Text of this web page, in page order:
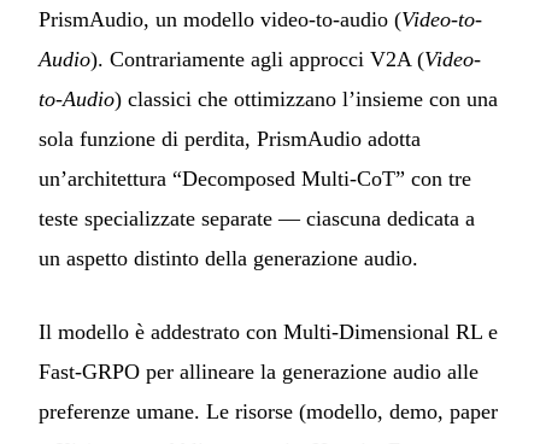
PrismAudio, un modello video-to-audio (Video-to-
Audio). Contrariamente agli approcci V2A (Video-
to-Audio) classici che ottimizzano l’insieme con una
sola funzione di perdita, PrismAudio adotta
un’architettura “Decomposed Multi-CoT” con tre
teste specializzate separate — ciascuna dedicata a
un aspetto distinto della generazione audio.
Il modello è addestrato con Multi-Dimensional RL e
Fast-GRPO per allineare la generazione audio alle
preferenze umane. Le risorse (modello, demo, paper